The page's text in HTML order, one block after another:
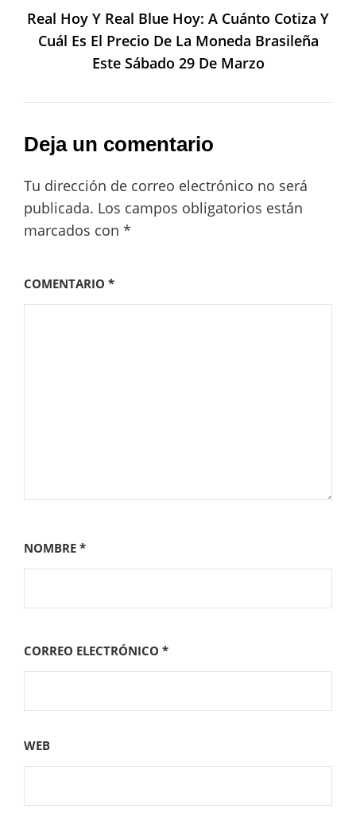
Real Hoy Y Real Blue Hoy: A Cuánto Cotiza Y
Cuál Es El Precio De La Moneda Brasileña
Este Sábado 29 De Marzo
Deja un comentario
Tu dirección de correo electrónico no será
publicada. Los campos obligatorios están
marcados con *
COMENTARIO *
NOMBRE *
CORREO ELECTRÓNICO *
WEB